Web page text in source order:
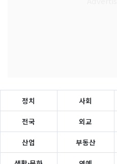
정치 사회
전국 외교
산업 부동산